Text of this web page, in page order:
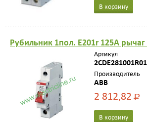
В корзину
Рубильник 1пол. E201r 125A рычаг
Артикул
Производитель
ABB
2 812,82Р
В корзину